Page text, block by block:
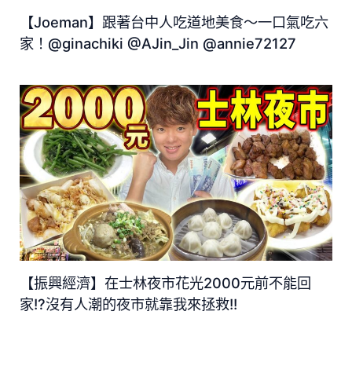
【Joeman】跟著台中人吃道地美食～一口氣吃六
家！@ginachiki @AJin_Jin @annie72127
【振興經濟】在士林夜市花光2000元前不能回
家!?沒有人潮的夜市就靠我來拯救!!